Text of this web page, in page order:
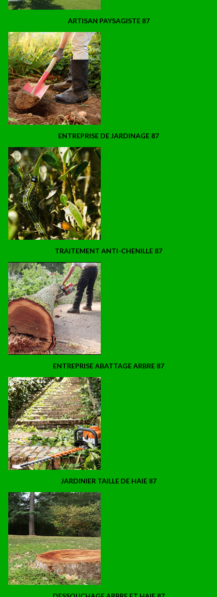
ARTISAN PAYSAGISTE 87
ENTREPRISE DE JARDINAGE 87
TRAITEMENT ANTI-CHENILLE 87
ENTREPRISE ABATTAGE ARBRE 87
JARDINIER TAILLE DE HAIE 87